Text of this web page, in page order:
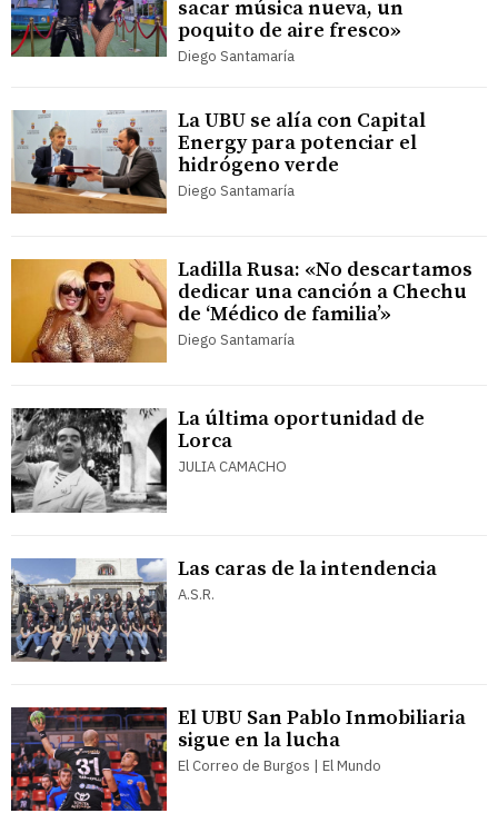
sacar música nueva, un
poquito de aire fresco»
Diego Santamaría
La UBU se alía con Capital
Energy para potenciar el
hidrógeno verde
Diego Santamaría
Ladilla Rusa: «No descartamos
dedicar una canción a Chechu
de ‘Médico de familia’»
Diego Santamaría
La última oportunidad de
Lorca
JULIA CAMACHO
Las caras de la intendencia
A.S.R.
El UBU San Pablo Inmobiliaria
sigue en la lucha
El Correo de Burgos | El Mundo